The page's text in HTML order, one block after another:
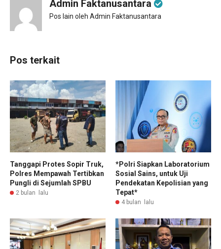
Admin Faktanusantara
Pos lain oleh Admin Faktanusantara
Pos terkait
Tanggapi Protes Sopir Truk,
Polres Mempawah Tertibkan
Pungli di Sejumlah SPBU
2 bulan lalu
*Polri Siapkan Laboratorium
Sosial Sains, untuk Uji
Pendekatan Kepolisian yang
Tepat*
4 bulan lalu